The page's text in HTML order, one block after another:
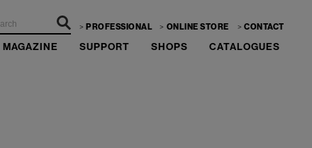
PROFESSIONAL ONLINE STORE CONTACT
MAGAZINE SUPPORT SHOPS CATALOGUES